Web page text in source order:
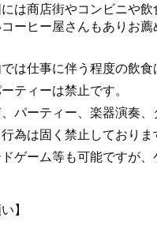
には商店街やコンビニや
ーヒー屋さんもありお薦
は仕事に伴う程度の飲食
ティーは禁止です。
、パーティー、楽器演奏
為は固く禁止しておりま
ドゲーム等も可能ですが
】